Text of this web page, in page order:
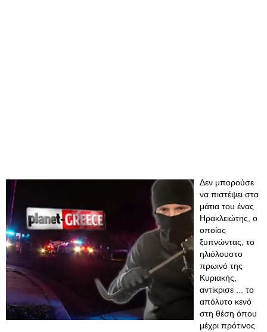
Δεν μπορούσε
να πιστέψει στα
μάτια του ένας
Ηρακλειώτης, ο
οποίος
ξυπνώντας, το
ηλιόλουστο
πρωινό της
Κυριακής,
αντίκρισε ... το
απόλυτο κενό
στη θέση όπου
μέχρι πρότινος